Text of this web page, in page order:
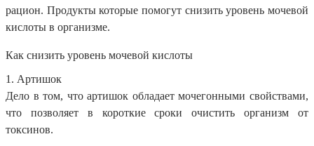
рацион. Продуктыкоторые помогут снизить уровень мочевой
кислоты в организме.
Как снизить уровень мочевой кислоты
1. Артишок
Дело в том, что артишок обладает мочегонными свойствами,
что позволяет в короткие сроки очистить организм от
токсинов.